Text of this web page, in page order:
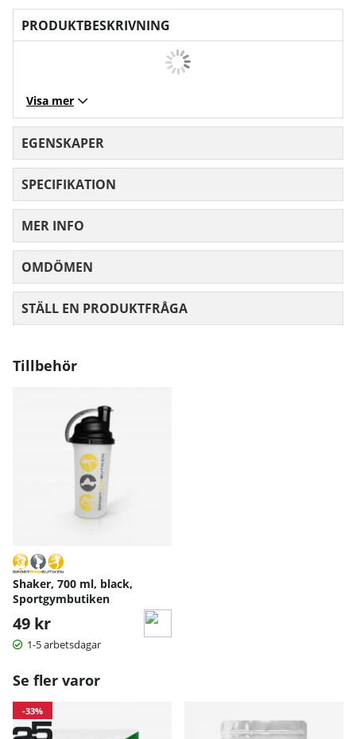
PRODUKTBESKRIVNING
Visa mer
EGENSKAPER
SPECIFIKATION
MER INFO
OMDÖMEN
STÄLL EN PRODUKTFRÅGA
Tillbehör
Shaker, 700 ml, black,
Sportgymbutiken
49 kr
1-5 arbetsdagar
Se fler varor
-33%